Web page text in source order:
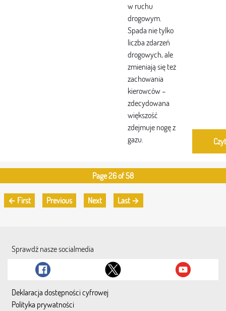
w ruchu
drogowym.
Spada nie tylko
liczba zdarzeń
drogowych, ale
zmieniają się też
zachowania
kierowców –
zdecydowana
większość
zdejmuje nogę z
gazu.
Page 26 of 58
← First Previous Next Last →
Sprawdź nasze socialmedia
Deklaracja dostępności cyfrowej
Polityka prywatności